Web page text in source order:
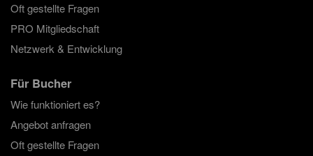
Oft gestellte Fragen
PRO Mitgliedschaft
Netzwerk & Entwicklung
Für Bucher
Wie funktioniert es?
Angebot anfragen
Oft gestellte Fragen